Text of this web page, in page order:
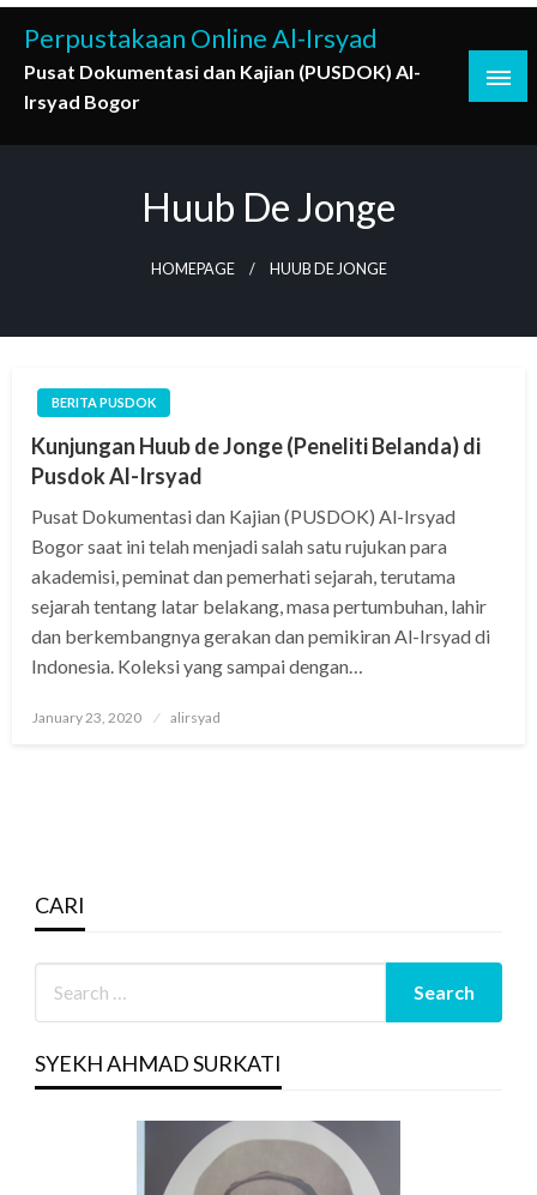
Skip
content
Perpustakaan Online Al-Irsyad
Pusat Dokumentasi dan Kajian (PUSDOK) Al-
Irsyad Bogor
Huub De Jonge
HOMEPAGE HUUB DE JONGE
BERITA PUSDOK
Kunjungan Huub de Jonge (Peneliti Belanda) di
Pusdok Al-Irsyad
Pusat Dokumentasi dan Kajian (PUSDOK) Al-Irsyad
Bogor saat ini telah menjadi salah satu rujukan para
akademisi, peminat dan pemerhati sejarah, terutama
sejarah tentang latar belakang, masa pertumbuhan, lahir
dan berkembangnya gerakan dan pemikiran Al-Irsyad di
Indonesia. Koleksi yang sampai dengan…
Posted
January 23, 2020 alirsyad
CARI
SYEKH AHMAD SURKATI